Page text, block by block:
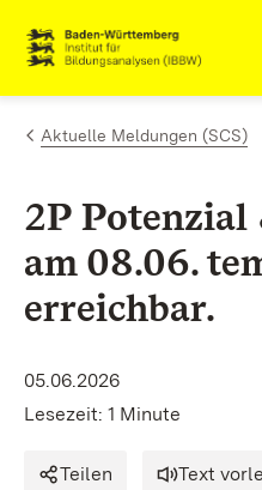
Zum Inhalt springen
Link zur Startseite
Aktuelle Meldungen (SCS)
2P Potenzial
am 08.06.
erreichbar.
05.06.2026
Lesezeit: 1 Minute
Teilen Text